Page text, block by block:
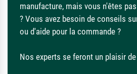
manufacture, mais vous n'êtes
? Vous avez besoin de conseils
ou d'aide pour la commande ?
Nos experts se feront un plaisir